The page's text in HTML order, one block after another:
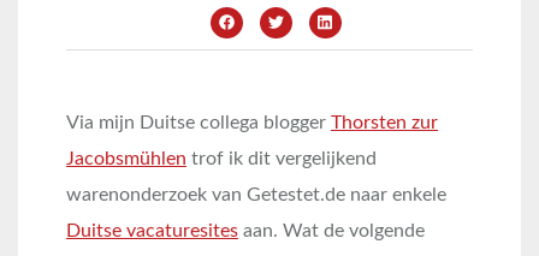
Via mijn Duitse collega blogger Thorsten zur
Jacobsmühlen trof ik dit vergelijkend
warenonderzoek van Getestet.de naar enkele
Duitse vacaturesites aan. Wat de volgende